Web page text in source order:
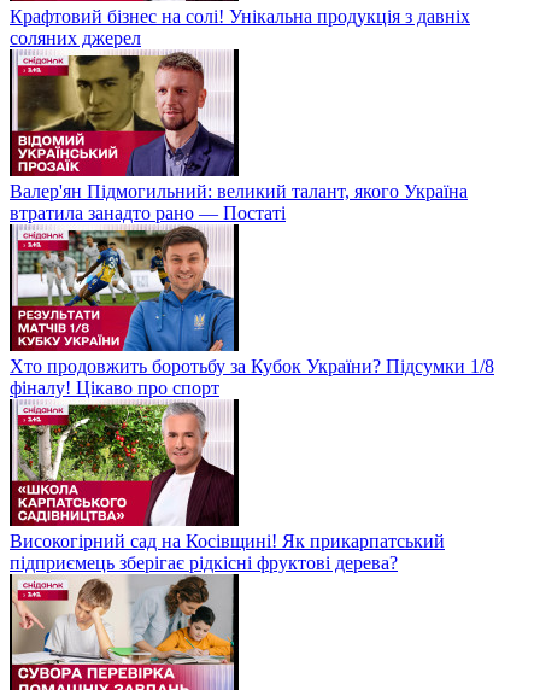
Крафтовий бізнес на солі! Унікальна продукція з давніх
соляних джерел
Валер'ян Підмогильний: великий талант, якого Україна
втратила занадто рано — Постаті
Хто продовжить боротьбу за Кубок України? Підсумки 1/8
фіналу! Цікаво про спорт
Високогірний сад на Косівщині! Як прикарпатський
підприємець зберігає рідкісні фруктові дерева?